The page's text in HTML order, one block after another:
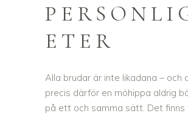
ETER
Alla brudar är inte likadana – och
precis därför en möhippa aldrig
på ett och samma sätt. Det finns